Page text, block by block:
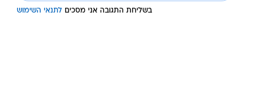
בשליחת התגובה אני מסכים לתנאי השימוש